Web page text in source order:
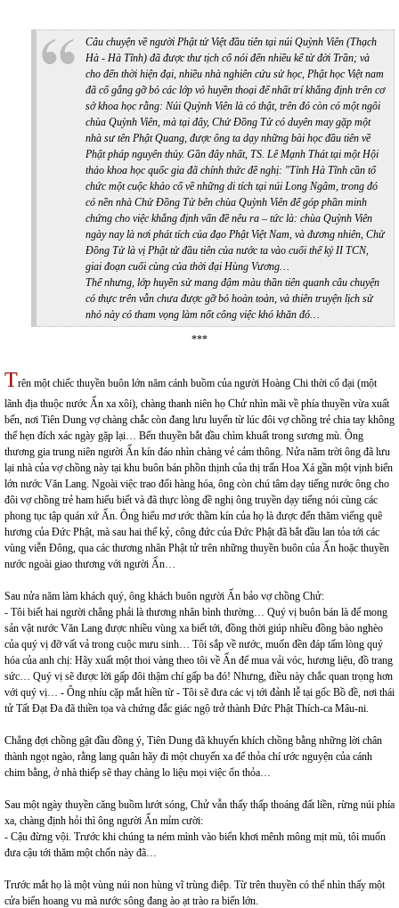
Câu chuyện về người Phật tử Việt đầu tiên tại núi Quỳnh Viên (Thạch
Hà - Hà Tĩnh) đã được thư tịch cổ nói đến nhiều kể từ đời Trần; và
cho đến thời hiện đại, nhiều nhà nghiên cứu sử học, Phật học Việt nam
đã cố gắng gỡ bỏ các lớp vỏ huyền thoại để nhất trí khẳng định trên cơ
sở khoa học rằng: Núi Quỳnh Viên là có thật, trên đó còn có một ngôi
chùa Quỳnh Viên, mà tại đây, Chử Đồng Tử có duyên may gặp một
nhà sư tên Phật Quang, được ông ta dạy những bài học đầu tiên về
Phật pháp nguyên thủy. Gần đây nhất, TS. Lê Mạnh Tháttại mộtHội
thảo khoa học quốc gia đã chính thứcđề nghị: "Tỉnh Hà Tĩnh cần tổ
chức một cuộc khảo cổ về những di tích tại núi Long Ngâm, trong đó
có nền nhà Chử Đồng Tử bên chùa Quỳnh Viên để góp phần minh
chứng cho việc khẳng định vấn đề nêu ra – tức là: chùa Quỳnh Viên
ngày nay là nơi phát tích của đạo Phật Việt Nam, và đương nhiên, Chử
Đồng Tử là vị Phật tử đầu tiên của nước ta vào cuối thế kỷ II TCN,
giai đoạn cuối cùng của thời đại Hùng Vương…
Thế nhưng, lớp huyền sử mang đậm màu thần tiên quanh câu chuyện
có thực trên vẫn chưa được gỡ bỏ hoàn toàn, và thiên truyện lịch sử
nhỏ này có tham vọng làm nốt công việc khó khăn đó…
***
Trên một chiếc thuyền buôn lớn năm cánh buồm của người Hoàng Chi thời cổ đại (một
lãnh địa thuộc nước Ấn xa xôi), chàng thanh niên họ Chử nhìn mãi về phía thuyền vừa xuất
bến, nơi Tiên Dung vợ chàng chắc còn đang lưu luyến từ lúc đôi vợ chồng trẻ chia tay không
thể hẹn đích xác ngày gặp lại… Bến thuyền bắt đầu chìm khuất trong sương mù. Ông
thương gia trung niên người Ấn kín đáo nhìn chàng vẻ cảm thông. Nửa năm trời ông đã lưu
lại nhà của vợ chồng này tại khu buôn bán phồn thịnh của thị trấn Hoa Xá gần một vịnh biển
lớn nước Văn Lang. Ngoài việc trao đổi hàng hóa, ông còn chú tâm dạy tiếng nước ông cho
đôi vợ chồng trẻ ham hiểu biết và đã thực lòng đề nghị ông truyền dạy tiếng nói cùng các
phong tục tập quán xứ Ấn. Ông hiểu mơ ước thầm kín của họ là được đến thăm viếng quê
hương của Đức Phật, mà sau hai thế kỷ, công đức của Đức Phật đã bắt đầu lan tỏa tới các
vùng viễn Đông, qua các thương nhân Phật tử trên những thuyền buôn của Ấn hoặc thuyền
nước ngoài giao thương với người Ấn…
Sau nửa năm làm khách quý, ông khách buôn người Ấn bảo vợ chồng Chử:
- Tôi biết hai người chẳng phải là thương nhân bình thường… Quý vị buôn bán là để mong
sản vật nước Văn Lang được nhiều vùng xa biết tới, đồng thời giúp nhiều đồng bào nghèo
của quý vị đỡ vất vả trong cuộc mưu sinh… Tôi sắp về nước, muốn đền đáp tấm lòng quý
hóa của anh chị: Hãy xuất một thoi vàng theo tôi về Ấn để mua vải vóc, hương liệu, đồ trang
sức… Quý vị sẽ được lời gấp đôi thậm chí gấp ba đó! Nhưng, điều này chắc quan trọng hơn
với quý vị… - Ông nhíu cặp mắt hiền từ - Tôi sẽ đưa các vị tới đảnh lễ tại gốc Bồ đề, nơi thái
tử Tất Đạt Đa đã thiền tọa và chứng đắc giác ngộ trở thành Đức Phật Thích-ca Mâu-ni.
Chẳng đợi chồng gật đầu đồng ý, Tiên Dung đã khuyến khích chồng bằng những lời chân
thành ngọt ngào, rằng lang quân hãy đi một chuyến xa để thỏa chí ước nguyện của cánh
chim bằng, ở nhà thiếp sẽ thay chàng lo liệu mọi việc ổn thỏa…
Sau một ngày thuyền căng buồm lướt sóng, Chử vẫn thấy thấp thoáng đất liền, rừng núi phía
xa, chàng định hỏi thì ông người Ấn mỉm cười:
- Cậu đừng vội. Trước khi chúng ta ném mình vào biển khơi mênh mông mịt mù, tôi muốn
đưa cậu tới thăm một chốn này đã…
Trước mắt họ là một vùng núi non hùng vĩ trùng điệp. Từ trên thuyền có thể nhìn thấy một
cửa biển hoang vu mà nước sông đang ào ạt trào ra biển lớn.